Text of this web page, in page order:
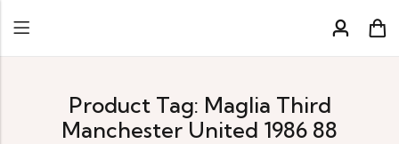
Product Tag: Maglia Third
Manchester United 1986 88